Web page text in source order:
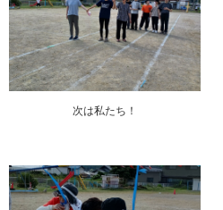
次は私たち！